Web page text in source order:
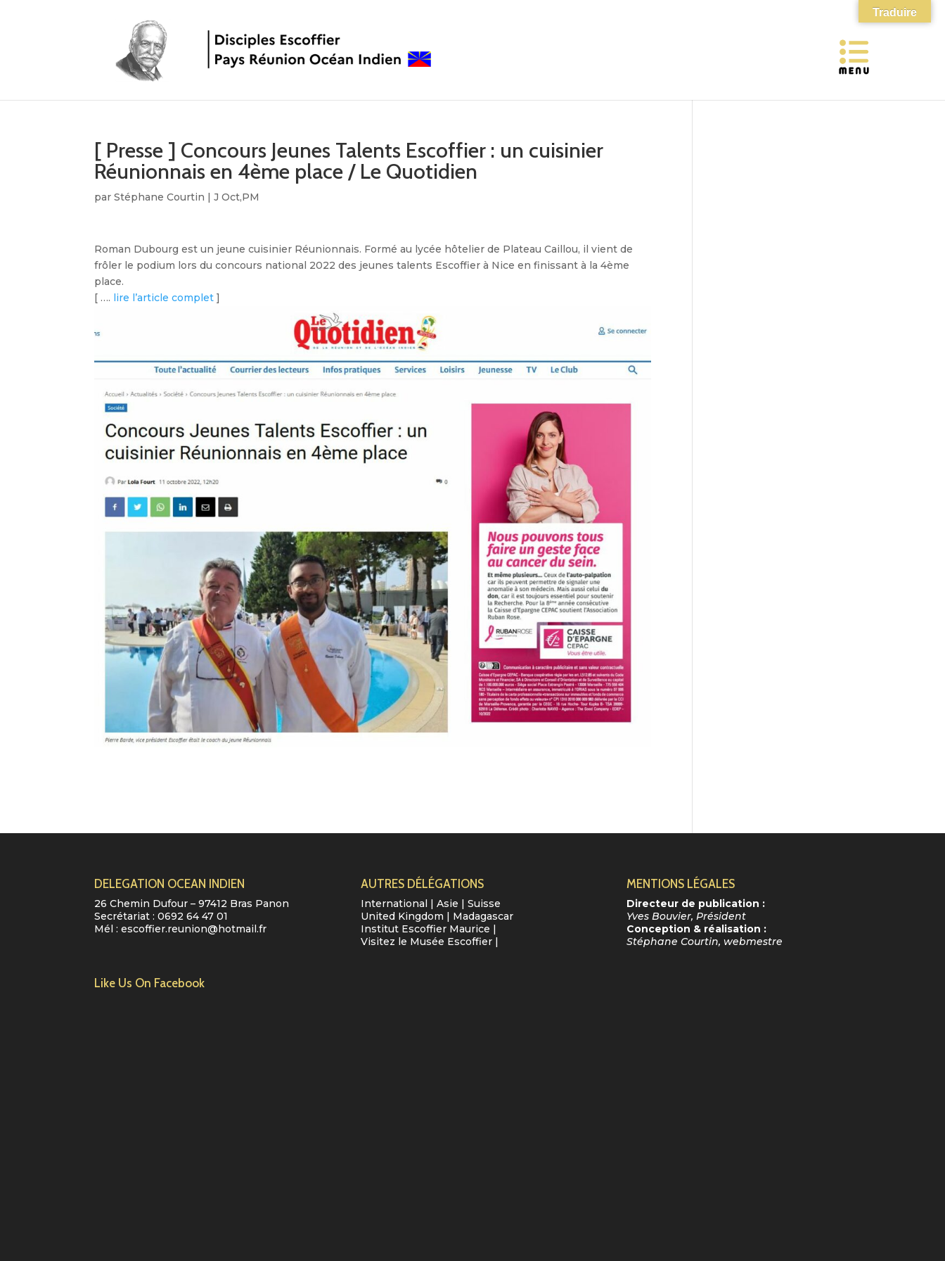
[ Presse ] Concours Jeunes Talents Escoffier : un cuisinier
Réunionnais en 4ème place / Le Quotidien
parStéphane Courtin |J Oct,PM
Roman Dubourg est un jeune cuisinier Réunionnais. Formé au lycée hôtelier de Plateau Caillou, il vient de
frôler le podium lors du concours national 2022 des jeunes talents Escoffier à Nice en finissant à la 4ème
place.
[ …. lire l’article complet ]
DELEGATION OCEAN INDIEN
26 Chemin Dufour – 97412 Bras Panon
Secrétariat :0692 64 47 01
Mél :escoffier.reunion@hotmail.fr
Like Us On Facebook
AUTRES DÉLÉGATIONS
International Asie
Suisse
United Kingdom
Madagascar
Institut Escoffier Maurice
Visitez le Musée Escoffier|
MENTIONS LÉGALES
Directeur de publication :
Yves Bouvier, Président
Conception & réalisation :
Stéphane Courtin, webmestre
Traduire